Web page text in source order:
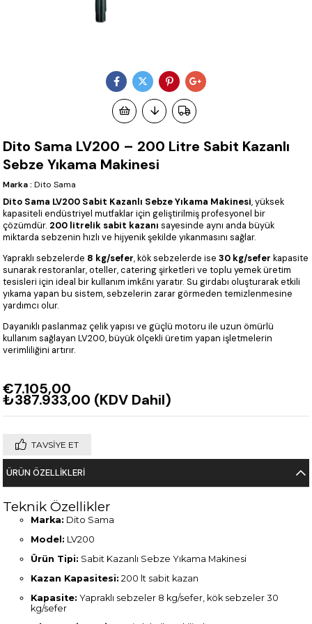
Dito Sama LV200 – 200 Litre Sabit Kazanlı
Sebze Yıkama Makinesi
Marka : Dito Sama
Dito Sama LV200 Sabit Kazanlı Sebze Yıkama Makinesi, yüksek
kapasiteli endüstriyel mutfaklar için geliştirilmiş profesyonel bir
çözümdür. 200 litrelik sabit kazanı sayesinde aynı anda büyük
miktarda sebzenin hızlı ve hijyenik şekilde yıkanmasını sağlar.
Yapraklı sebzelerde 8 kg/sefer, kök sebzelerde ise30 kg/sefer kapasite
sunarak restoranlar, oteller, catering şirketleri ve toplu yemek üretim
tesisleri için ideal bir kullanım imkânı yaratır. Su girdabı oluşturarak etkili
yıkama yapan bu sistem, sebzelerin zarar görmeden temizlenmesine
yardımcı olur.
Dayanıklı paslanmaz çelik yapısı ve güçlü motoru ile uzun ömürlü
kullanım sağlayan LV200, büyük ölçekli üretim yapan işletmelerin
verimliliğini artırır.
€7.105,00
₺387.933,00 (KDV Dahil)
TAVSIYE ET
ÜRÜN ÖZELLIKLERI
Teknik Özellikler
Marka: Dito Sama
Model: LV200
Ürün Tipi: Sabit Kazanlı Sebze Yıkama Makinesi
Kazan Kapasitesi: 200 lt sabit kazan
Kapasite: Yapraklı sebzeler 8 kg/sefer, kök sebzeler 30
kg/sefer